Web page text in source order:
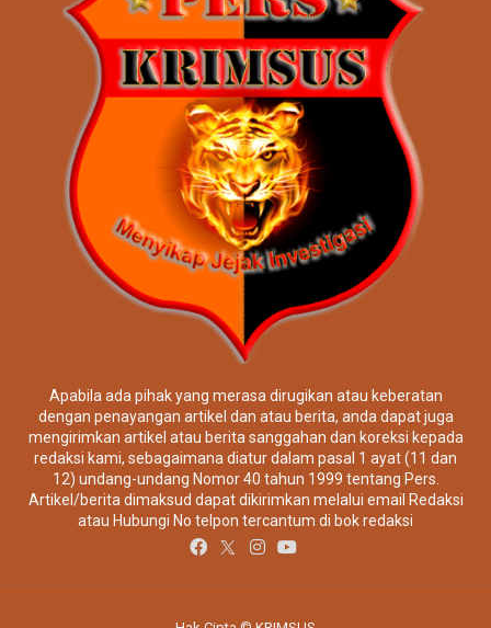
Apabila ada pihak yang merasa dirugikan atau keberatan
dengan penayangan artikel dan atau berita, anda dapat juga
mengirimkan artikel atau berita sanggahan dan koreksi kepada
redaksi kami, sebagaimana diatur dalam pasal 1 ayat (11 dan
12) undang-undang Nomor 40 tahun 1999 tentang Pers.
Artikel/berita dimaksud dapat dikirimkan melalui email Redaksi
atau Hubungi No telpon tercantum di bok redaksi